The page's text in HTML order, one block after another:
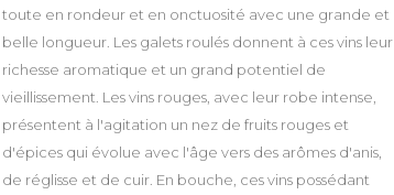
toute en rondeur et en onctuosité avec une grande et
belle longueur. Les galets roulés donnent à ces vins leur
richesse aromatique et un grand potentiel de
vieillissement. Les vins rouges, avec leur robe intense,
présentent à l'agitation un nez de fruits rouges et
d'épices qui évolue avec l'âge vers des arômes d'anis,
de réglisse et de cuir. En bouche, ces vins possédant